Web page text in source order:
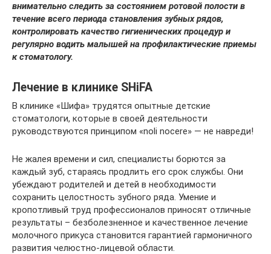
внимательно следить за состоянием ротовой полости в
течение всего периода становления зубных рядов,
контролировать качество гигиенических процедур и
регулярно водить малышей на профилактические приемы
к стоматологу.
Лечение в клинике SHiFA
В клинике «Шифа» трудятся опытные детские
стоматологи, которые в своей деятельности
руководствуются принципом «noli nocere» ― не навреди!
Не жалея времени и сил, специалисты борются за
каждый зуб, стараясь продлить его срок службы. Они
убеждают родителей и детей в необходимости
сохранить целостность зубного ряда. Умение и
кропотливый труд профессионалов приносят отличные
результаты – безболезненное и качественное лечение
молочного прикуса становится гарантией гармоничного
развития челюстно-лицевой области.